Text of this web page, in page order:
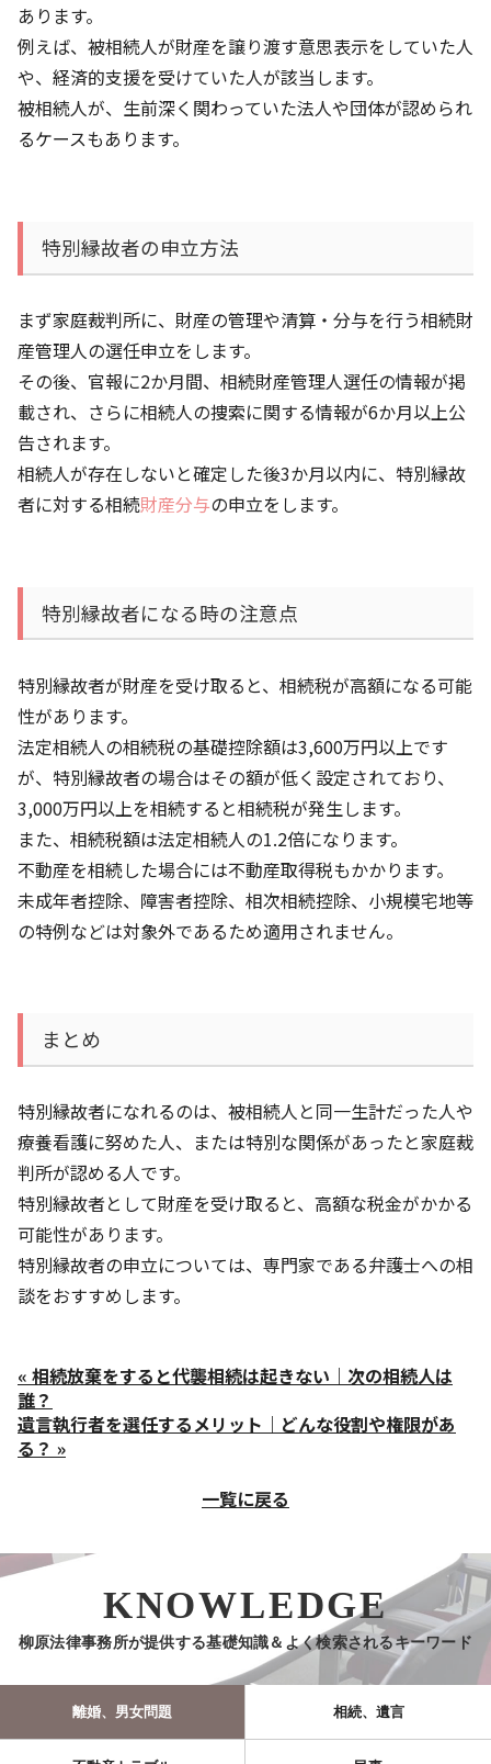
あります。
例えば、被相続人が財産を譲り渡す意思表示をしていた人
や、経済的支援を受けていた人が該当します。
被相続人が、生前深く関わっていた法人や団体が認められ
るケースもあります。
特別縁故者の申立方法
まず家庭裁判所に、財産の管理や清算・分与を行う相続財
産管理人の選任申立をします。
その後、官報に2か月間、相続財産管理人選任の情報が掲
載され、さらに相続人の捜索に関する情報が6か月以上公
告されます。
相続人が存在しないと確定した後3か月以内に、特別縁故
者に対する相続財産分与の申立をします。
特別縁故者になる時の注意点
特別縁故者が財産を受け取ると、相続税が高額になる可能
性があります。
法定相続人の相続税の基礎控除額は3,600万円以上です
が、特別縁故者の場合はその額が低く設定されており、
3,000万円以上を相続すると相続税が発生します。
また、相続税額は法定相続人の1.2倍になります。
不動産を相続した場合には不動産取得税もかかります。
未成年者控除、障害者控除、相次相続控除、小規模宅地等
の特例などは対象外であるため適用されません。
まとめ
特別縁故者になれるのは、被相続人と同一生計だった人や
療養看護に努めた人、または特別な関係があったと家庭裁
判所が認める人です。
特別縁故者として財産を受け取ると、高額な税金がかかる
可能性があります。
特別縁故者の申立については、専門家である弁護士への相
談をおすすめします。
« 相続放棄をすると代襲相続は起きない｜次の相続人は
誰？
遺言執行者を選任するメリット｜どんな役割や権限があ
る？ »
一覧に戻る
KNOWLEDGE
柳原法律事務所が提供する基礎知識＆よく検索されるキーワード
離婚、男女問題 相続、遺言